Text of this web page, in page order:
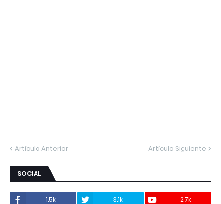
Artículo Anterior Artículo Siguiente
SOCIAL
1.5k 3.1k
2.7k